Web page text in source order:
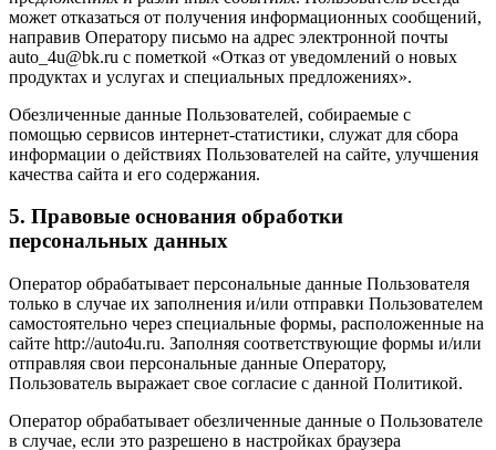
может отказаться от получения информационных сообщений,
направив Оператору письмо на адрес электронной почты
auto_4u@bk.ru с пометкой «Отказ от уведомлений о новых
продуктах и услугах и специальных предложениях».
Обезличенные данные Пользователей, собираемые с
помощью сервисов интернет-статистики, служат для сбора
информации о действиях Пользователей на сайте, улучшения
качества сайта и его содержания.
5. Правовые основания обработки
персональных данных
Оператор обрабатывает персональные данные Пользователя
только в случае их заполнения и/или отправки Пользователем
самостоятельно через специальные формы, расположенные на
сайте http://auto4u.ru. Заполняя соответствующие формы и/или
отправляя свои персональные данные Оператору,
Пользователь выражает свое согласие с данной Политикой.
Оператор обрабатывает обезличенные данные о Пользователе
в случае, если это разрешено в настройках браузера